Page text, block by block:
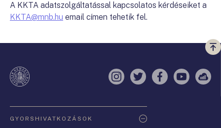
A KKTA adatszolgáltatással kapcsolatos kérdéseiket a
KKTA@mnb.hu email címen tehetik fel.
a
Instagram
TwitterFacebook
YouTube
GYORSHIVATKOZÁSOK